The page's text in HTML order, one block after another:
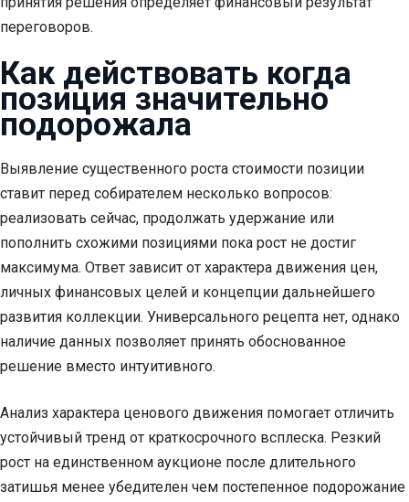
переговоров.
Как действовать когда
позиция значительно
подорожала
Выявление существенного роста стоимости позиции
ставит перед собирателем несколько вопросов:
реализовать сейчас, продолжать удержание или
пополнить схожими позициями пока рост не достиг
максимума. Ответ зависит от характера движения цен,
личных финансовых целей и концепции дальнейшего
развития коллекции. Универсального рецепта нет, однако
наличие данных позволяет принять обоснованное
решение вместо интуитивного.
Анализ характера ценового движения помогает отличить
устойчивый тренд от краткосрочного всплеска. Резкий
рост на единственном аукционе после длительного
затишья менее убедителен чем постепенное подорожание